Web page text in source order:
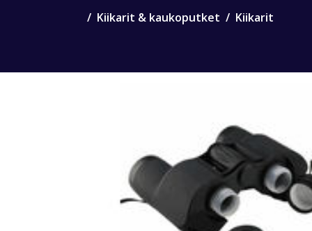
Kiikarit & kaukoputket Kiikarit